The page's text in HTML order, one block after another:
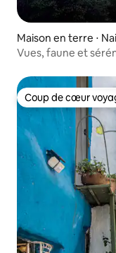
Maison en terre ⋅
Vues, faune et
Coup de cœur
Coup de cœur